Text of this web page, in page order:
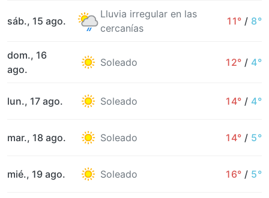
sáb., 15 ago.
Lluvia irregular en las
cercanías
11° / 8°
dom., 16
ago.
Soleado 12° / 4°
lun., 17 ago. Soleado 14° / 4°
mar., 18 ago. Soleado 14° / 5°
mié., 19 ago. Soleado 16° / 5°